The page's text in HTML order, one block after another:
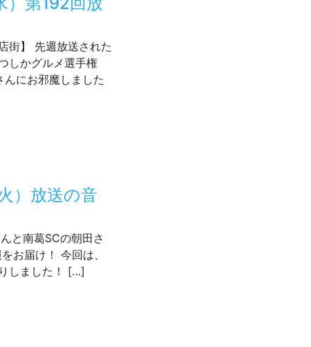
街】 先週放送された
しかグルメ選手権
にお邪魔しました
）放送の音
と南葛SCの朝田さ
お届け！ 今回は、
しました！ […]